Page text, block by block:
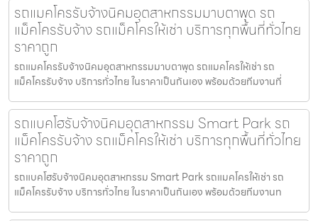
รถแมคโครรับจ้างนิคมอุตสาหกรรมมาบตาพุด รถ
แม็คโครรับจ้าง รถแม็คโครให้เช่า บริการทุกพื้นที่ทั่วไทย
ราคาถูก
รถแมคโครรับจ้างนิคมอุตสาหกรรมมาบตาพุด รถแมคโครให้เช่า รถ
แม็คโครรับจ้าง บริการทั่วไทย ในราคาเป็นกันเอง พร้อมด้วยทีมงานที่
รถแบคโฮรับจ้างนิคมอุตสาหกรรม Smart Park รถ
แม็คโครรับจ้าง รถแม็คโครให้เช่า บริการทุกพื้นที่ทั่วไทย
ราคาถูก
รถแบคโฮรับจ้างนิคมอุตสาหกรรม Smart Park รถแมคโครให้เช่า รถ
แม็คโครรับจ้าง บริการทั่วไทย ในราคาเป็นกันเอง พร้อมด้วยทีมงานท